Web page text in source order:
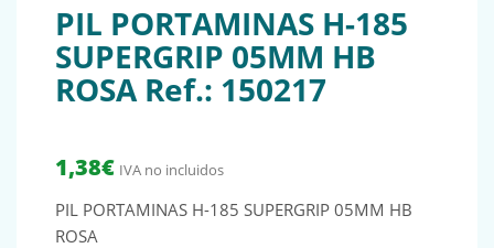
PIL PORTAMINAS H-185
SUPERGRIP 05MM HB
ROSA Ref.: 150217
1,38€ IVA no incluidos
PIL PORTAMINAS H-185 SUPERGRIP 05MM HB
ROSA